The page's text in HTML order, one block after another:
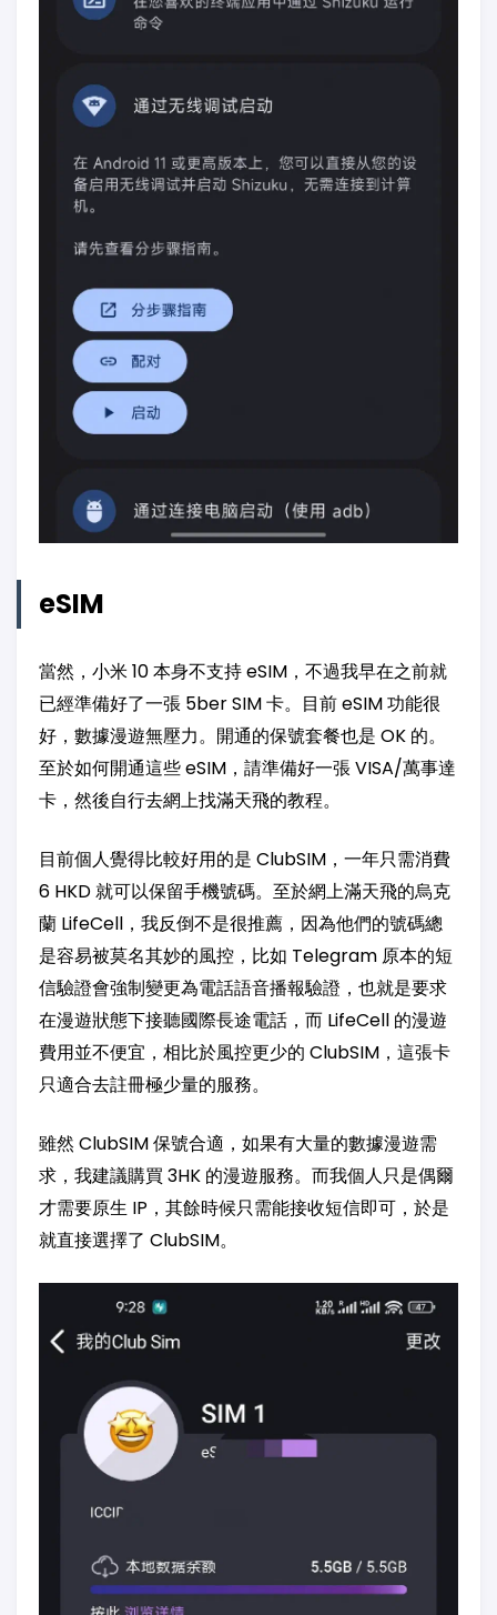
eSIM
當然，小米 10 本身不支持 eSIM，不過我早在之前就
已經準備好了一張 5ber SIM 卡。目前 eSIM 功能很
好，數據漫遊無壓力。開通的保號套餐也是 OK 的。
至於如何開通這些 eSIM，請準備好一張 VISA/萬事達
卡，然後自行去網上找滿天飛的教程。
目前個人覺得比較好用的是 ClubSIM，一年只需消費
6 HKD 就可以保留手機號碼。至於網上滿天飛的烏克
蘭 LifeCell，我反倒不是很推薦，因為他們的號碼總
是容易被莫名其妙的風控，比如 Telegram 原本的短
信驗證會強制變更為電話語音播報驗證，也就是要求
在漫遊狀態下接聽國際長途電話，而 LifeCell 的漫遊
費用並不便宜，相比於風控更少的 ClubSIM，這張卡
只適合去註冊極少量的服務。
雖然 ClubSIM 保號合適，如果有大量的數據漫遊需
求，我建議購買 3HK 的漫遊服務。而我個人只是偶爾
才需要原生 IP，其餘時候只需能接收短信即可，於是
就直接選擇了 ClubSIM。